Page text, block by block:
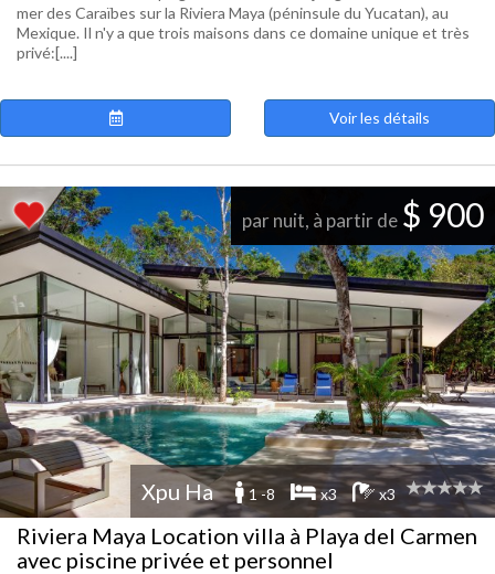
mer des Caraïbes sur la Riviera Maya (péninsule du Yucatan), au
Mexique. Il n'y a que trois maisons dans ce domaine unique et très
privé:[....]
Voir les détails
par nuit, à partir de $ 900
Xpu Ha 1 -8 x3 x3
Riviera Maya Location villa à Playa del Carmen
avec piscine privée et personnel